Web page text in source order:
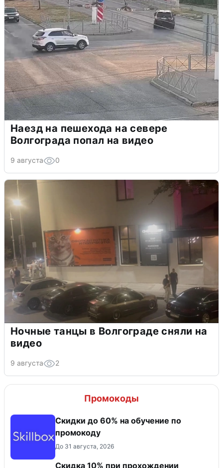
Наезд на пешехода на севере
Волгограда попал на видео
9 августа 0
Ночные танцы в Волгограде сняли на
видео
9 августа 2
Промокоды
Скидки до 60% на обучение по
промокоду
До 31 августа, 2026
Скидка 10% при прохождении